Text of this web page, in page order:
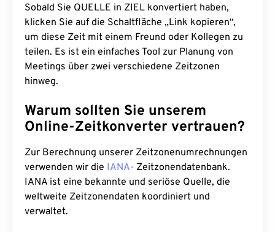
Sobald Sie QUELLE in ZIEL konvertiert haben,
klicken Sie auf die Schaltfläche „Link kopieren“,
um diese Zeit mit einem Freund oder Kollegen zu
teilen. Es ist ein einfaches Tool zur Planung von
Meetings über zwei verschiedene Zeitzonen
hinweg.
Warum sollten Sie unserem
Online-Zeitkonverter vertrauen?
Zur Berechnung unserer Zeitzonenumrechnungen
verwenden wir die IANA- Zeitzonendatenbank.
IANA ist eine bekannte und seriöse Quelle, die
weltweite Zeitzonendaten koordiniert und
verwaltet.